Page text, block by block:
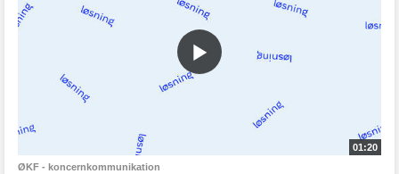
01:20
ØKF - koncernkommunikation